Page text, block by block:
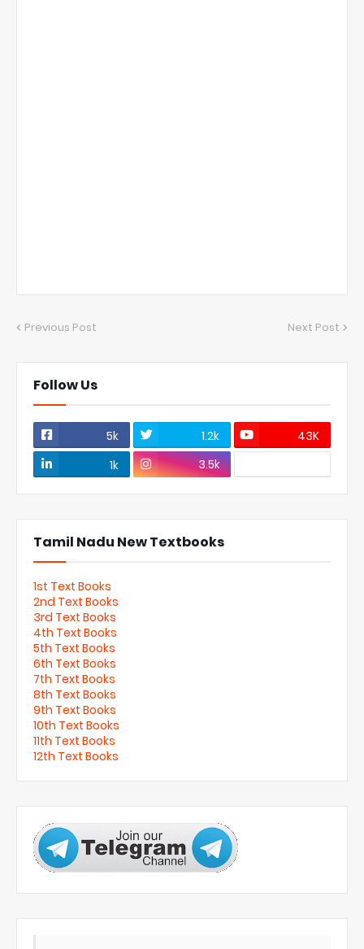
Previous Post Next Post
Follow Us
5k 1.2k
43K
1k
3.5k
Tamil Nadu New Textbooks
1st Text Books
2nd Text Books
3rd Text Books
4th Text Books
5th Text Books
6th Text Books
7th Text Books
8th Text Books
9th Text Books
10th Text Books
11th Text Books
12th Text Books